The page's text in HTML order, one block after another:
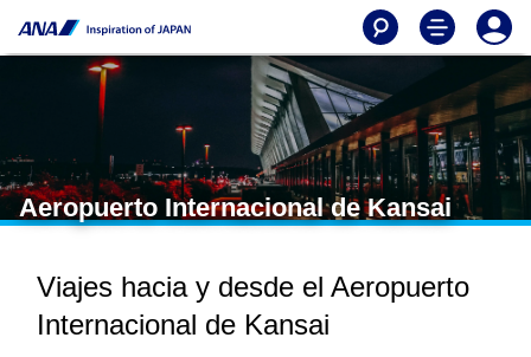
Aeropuerto Internacional de Kansai
Viajes hacia y desde el Aeropuerto
Internacional de Kansai